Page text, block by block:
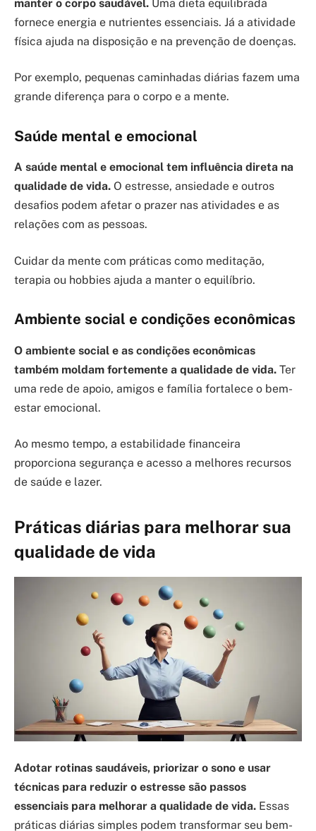
manter o corpo saudável. Uma dieta equilibrada
fornece energia e nutrientes essenciais. Já a atividade
física ajuda na disposição e na prevenção de doenças.
Por exemplo, pequenas caminhadas diárias fazem uma
grande diferença para o corpo e a mente.
Saúde mental e emocional
A saúde mental e emocional tem influência direta na
qualidade de vida. O estresse, ansiedade e outros
desafios podem afetar o prazer nas atividades e as
relações com as pessoas.
Cuidar da mente com práticas como meditação,
terapia ou hobbies ajuda a manter o equilíbrio.
Ambiente social e condições econômicas
O ambiente social e as condições econômicas
também moldam fortemente a qualidade de vida. Ter
uma rede de apoio, amigos e família fortalece o bem-
estar emocional.
Ao mesmo tempo, a estabilidade financeira
proporciona segurança e acesso a melhores recursos
de saúde e lazer.
Práticas diárias para melhorar sua
qualidade de vida
Adotar rotinas saudáveis, priorizar o sono e usar
técnicas para reduzir o estresse são passos
essenciais para melhorar a qualidade de vida. Essas
práticas diárias simples podem transformar seu bem-